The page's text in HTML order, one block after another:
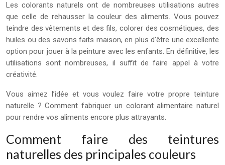
Les colorants naturels ont de nombreuses utilisations autres
que celle de rehausser la couleur des aliments. Vous pouvez
teindre des vêtements et des fils, colorer des cosmétiques, des
huiles ou des savons faits maison, en plus d’être une excellente
option pour jouer à la peinture avec les enfants. En définitive, les
utilisations sont nombreuses, il suffit de faire appel à votre
créativité.
Vous aimez l’idée et vous voulez faire votre propre teinture
naturelle ? Comment fabriquer un colorant alimentaire naturel
pour rendre vos aliments encore plus attrayants.
Comment faire des teintures
naturelles des principales couleurs